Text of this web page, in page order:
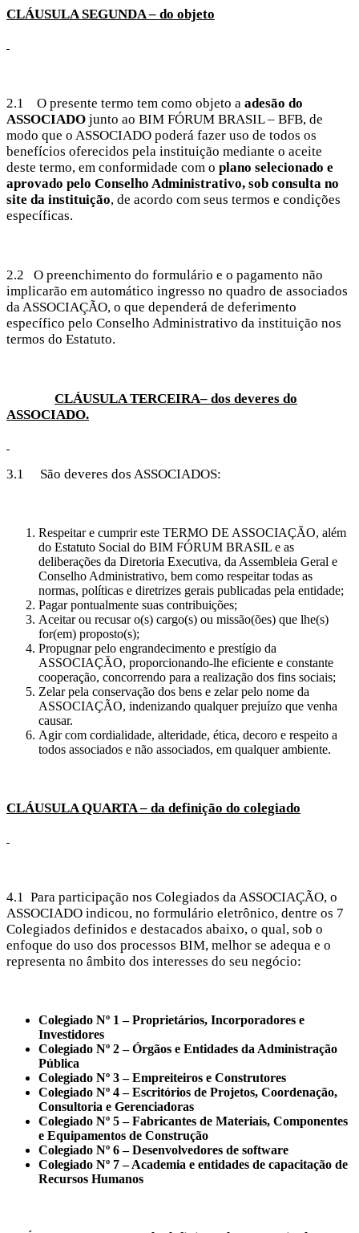
CLÁUSULA SEGUNDA – do objeto
2.1 O presente termo tem como objeto a adesão do
ASSOCIADO junto ao BIM FÓRUM BRASIL – BFB, de
modo que o ASSOCIADO poderá fazer uso de todos os
benefícios oferecidos pela instituição mediante o aceite
deste termo, em conformidade com o plano selecionado e
aprovado pelo Conselho Administrativo, sob consulta no
site da instituição, de acordo com seus termos e condições
específicas.
2.2 O preenchimento do formulário e o pagamento não
implicarão em automático ingresso no quadro de associados
da ASSOCIAÇÃO, o que dependerá de deferimento
específico pelo Conselho Administrativo da instituição nos
termos do Estatuto.
CLÁUSULA TERCEIRA– dos deveres do
ASSOCIADO.
3.1 São deveres dos ASSOCIADOS:
Respeitar e cumprir este TERMO DE ASSOCIAÇÃO, além
do Estatuto Social do BIM FÓRUM BRASIL e as
deliberações da Diretoria Executiva, da Assembleia Geral e
Conselho Administrativo, bem como respeitar todas as
normas, políticas e diretrizes gerais publicadas pela entidade;
Pagar pontualmente suas contribuições;
Aceitar ou recusar o(s) cargo(s) ou missão(ões) que lhe(s)
for(em) proposto(s);
Propugnar pelo engrandecimento e prestígio da
ASSOCIAÇÃO, proporcionando-lhe eficiente e constante
cooperação, concorrendo para a realização dos fins sociais;
Zelar pela conservação dos bens e zelar pelo nome da
ASSOCIAÇÃO, indenizando qualquer prejuízo que venha
causar.
Agir com cordialidade, alteridade, ética, decoro e respeito a
todos associados e não associados, em qualquer ambiente.
CLÁUSULA QUARTA – da definição do colegiado
4.1 Para participação nos Colegiados da ASSOCIAÇÃO, o
ASSOCIADO indicou, no formulário eletrônico, dentre os 7
Colegiados definidos e destacados abaixo, o qual, sob o
enfoque do uso dos processos BIM, melhor se adequa e o
representa no âmbito dos interesses do seu negócio:
Colegiado Nº 1 – Proprietários, Incorporadores e
Investidores
Colegiado Nº 2 – Órgãos e Entidades da Administração
Pública
Colegiado Nº 3 – Empreiteiros e Construtores
Colegiado Nº 4 – Escritórios de Projetos, Coordenação,
Consultoria e Gerenciadoras
Colegiado Nº 5 – Fabricantes de Materiais, Componentes
e Equipamentos de Construção
Colegiado Nº 6 – Desenvolvedores de software
Colegiado Nº 7 – Academia e entidades de capacitação de
Recursos Humanos